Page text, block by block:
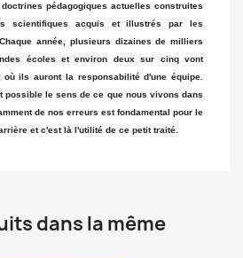
pédagogiques actuelles construites
scientifiques acquis et illustrés par les
année, plusieurs dizaines de milliers
écoles et environ deux sur cinq vont
ils auront la responsabilité d'une équipe.
possible le sens de ce que nous vivons dans
de nos erreurs est fondamental pour le
et c'est là l'utilité de ce petit traité.
dans la même